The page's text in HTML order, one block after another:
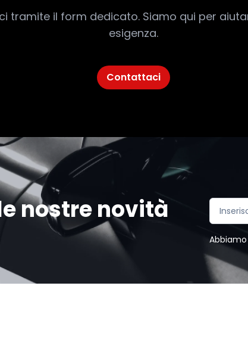
tramite il form dedicato. Siamo qui per
esigenza.
Contattaci
nostre novità